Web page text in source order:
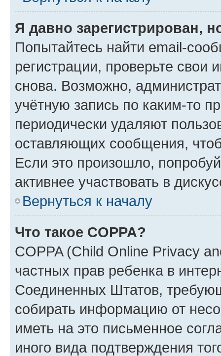
Я давно зарегистрирован,
Попытайтесь найти email-
регистрации, проверьте свои
снова. Возможно,
учётную запись по каким-то
периодически удаляют
оставляющих сообщения,
Если это произошло,
активнее участвовать в
Вернуться к началу
Что такое COPPA?
COPPA (Child Online Privacy
частных прав ребенка в
Соединенных Штатов,
собирать информацию от
иметь на это письменное
иного вида подтверждения